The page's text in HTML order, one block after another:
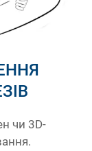
чи 3D-